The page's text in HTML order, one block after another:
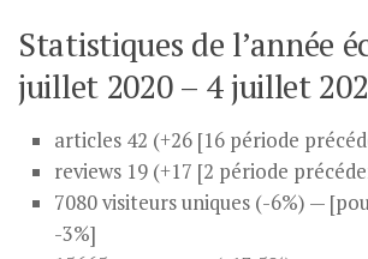
Statistiques de l’année
juillet 2020 – 4 juillet
articles 42 (+26 [16 période
reviews 19 (+17 [2 période
7080 visiteurs uniques (-6%) —
-3%]